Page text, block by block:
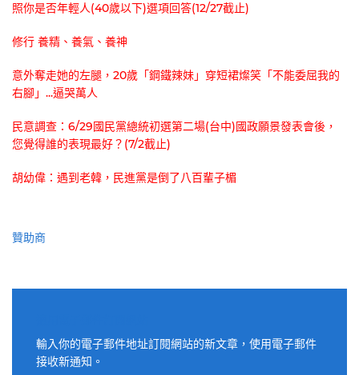
照你是否年輕人(40歲以下)選項回答(12/27截止)
修行 養精、養氣、養神
意外奪走她的左腿，20歲「鋼鐵辣妹」穿短裙燦笑「不能委屈我的
右腳」...逼哭萬人
民意調查：6/29國民黨總統初選第二場(台中)國政願景發表會後，
您覺得誰的表現最好？(7/2截止)
胡幼偉：遇到老韓，民進黨是倒了八百輩子楣
贊助商
輸入你的電子郵件地址訂閱網站的新文章，使用電子郵件
接收新通知。